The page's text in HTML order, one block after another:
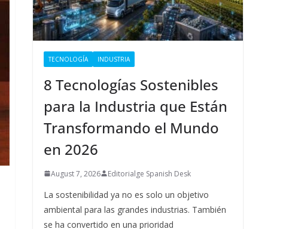
TECNOLOGÍA INDUSTRIA
8 Tecnologías Sostenibles
para la Industria que Están
Transformando el Mundo
en 2026
August 7, 2026 Editorialge Spanish Desk
La sostenibilidad ya no es solo un objetivo
ambiental para las grandes industrias. También
se ha convertido en una prioridad